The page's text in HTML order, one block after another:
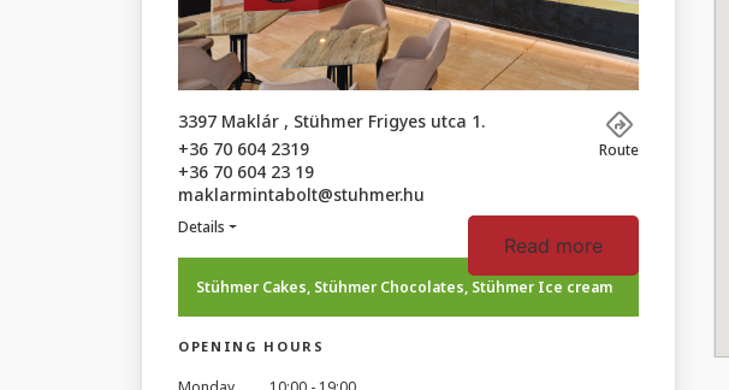
3397 Maklár , Stühmer Frigyes utca 1.
+36 70 604 2319
+36 70 604 23 19
maklarmintabolt@stuhmer.hu
Route
Read more
Details
Stühmer Cakes, Stühmer Chocolates, Stühmer Ice cream
OPENING HOURS